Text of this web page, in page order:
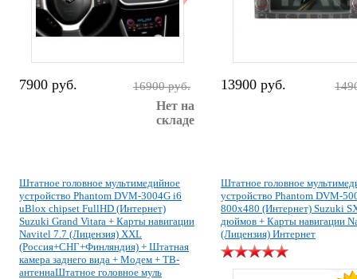
7900 руб. 16900 руб.
Нет на
складе
13900 руб.
Штатное головное мультимедийное
устройство Phantom DVM-3004G i6
uBlox chipset FullHD (Интернет)
Suzuki Grand Vitara + Карты навигации
Navitel 7.7 (Лицензия) XXL
(Россия+СНГ+Финляндия) + Штатная
камера заднего вида + Модем + ТВ-
антеннаШтатное головное муль
Штатное головное
устройство Phantom DVM-
800x480 (Интернет) Suzuki
дюймов + Карты навигации
(Лицензия) Интернет